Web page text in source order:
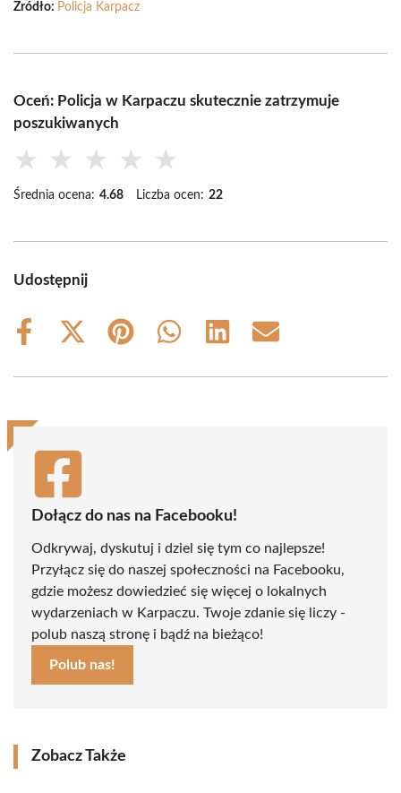
Źródło: Policja Karpacz
Oceń: Policja w Karpaczu skutecznie zatrzymuje
poszukiwanych
★ ★ ★ ★ ★
Średnia ocena: 4.68 Liczba ocen: 22
Udostępnij
Share
Share
(Twitter)
Share
Share
Share
Share
Dołącz do nas na Facebooku!
Odkrywaj, dyskutuj i dziel się tym co najlepsze!
Przyłącz się do naszej społeczności na Facebooku,
gdzie możesz dowiedzieć się więcej o lokalnych
wydarzeniach w Karpaczu. Twoje zdanie się liczy -
polub naszą stronę i bądź na bieżąco!
Polub nas!
Zobacz Także